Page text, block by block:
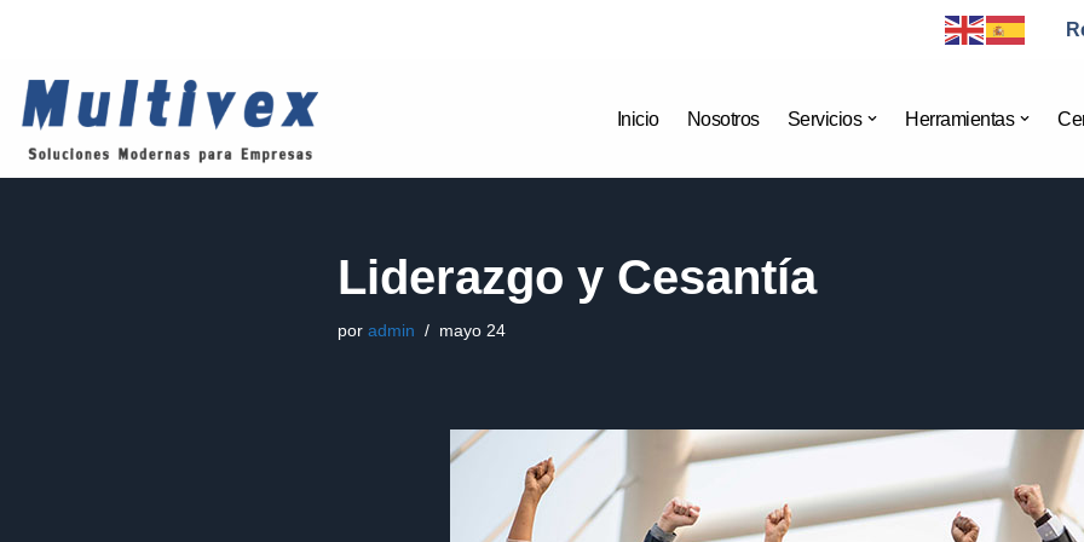
al
contenido
Inicio Nosotros Servicios Herramientas
Liderazgo y Cesantía
por admin mayo 24